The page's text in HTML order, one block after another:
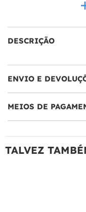
DESCRIÇÃO
ENVIO E
MEIOS DE
TALVEZ